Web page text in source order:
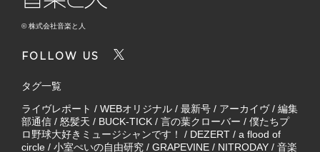
© 株式会社音楽と人
FOLLOW US
タグ一覧
ライヴレポート / WEBオリジナル / 最新号 / アーカイヴ/ 編集
部通信 / 怒髪天 / BUCK-TICK / 言の葉クローバー / 僕たちプ
ロ野球大好きミュージシャンです！
/ DEZERT / a flood of
circle / 小室ぺいの自由研究 / GRAPEVINE / NITRODAY / 音楽